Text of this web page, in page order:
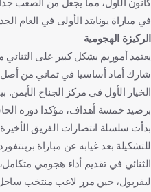
في مباراة يونايتد الأولى في العام
الركيزة الهجومية
يعتمد أموريم بشكل كبير على
شارك أماد أساسيا في ثماني من
الخيار الأول في مركز الجناح الأيمن.
برصيد خمسة أهداف، مؤكدا دوره
بدأت سلسلة انتصارات الفريق
للتشكيلة بعد غيابه عن مباراة
الثنائي في تقديم أداء هجومي
ليفربول، حين مرر لاعب منتخب